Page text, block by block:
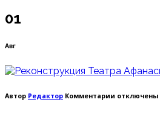
01
Авг
Автор Редактор Комментарии котключены